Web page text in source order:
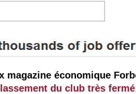
magazine économique
lassement du club très